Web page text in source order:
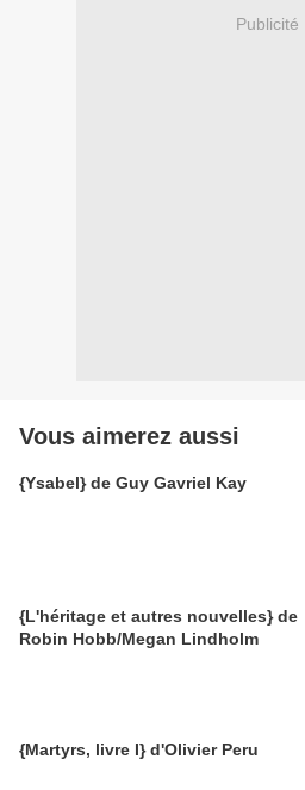
Publicité
Vous aimerez aussi
{Ysabel} de Guy Gavriel Kay
{L'héritage et autres nouvelles} de
Robin Hobb/Megan Lindholm
{Martyrs, livre I} d'Olivier Peru